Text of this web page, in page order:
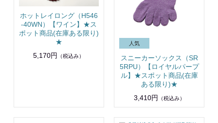
ホットレイロング（H546
-40WN）【ワイン】★ス
ポット商品(在庫ある限り)
★
5,170円
（税込み）
スニーカーソックス（SR
5RPU）【ロイヤルパープ
ル】★スポット商品(在庫
ある限り)★
3,410円 （税込み）